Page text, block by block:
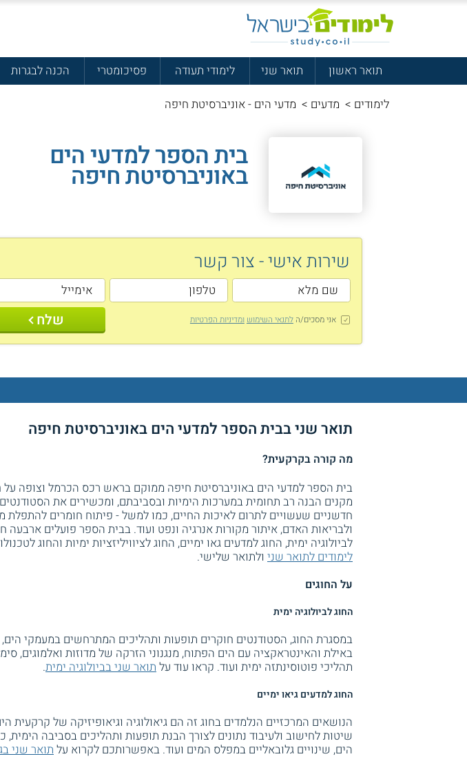
תואר ראשון תואר שני לימודי תעודה פסיכומטרי הכנה לבגרות
לימודים > מדעים > מדעי הים - אוניברסיטת חיפה
בית הספר למדעי הים
באוניברסיטת חיפה
שירות אישי - צור קשר
אני מסכים/הלתנאי השימוש ומדיניות הפרטיות שלח
תואר שני בבית הספר למדעי הים באוניברסיטת חיפה
מה קורה בקרקעית?
בית הספר למדעי הים באוניברסיטת חיפה ממוקם בראש רכס הכרמל וצופה על
מקנים הבנה רב תחומית במערכות הימיות ובסביבתם, ומכשירים את הסטודנטים
חדשניים שעשויים לתרום לאיכות החיים, כמו למשל - פיתוח חומרים להתפלת
ולבריאות האדם, איתור מקורות אנרגיה ונפט ועוד. בבית הספר פועלים ארבעה
לביולוגיה ימית, החוג למדעים גאו ימיים, החוג לציוויליזציות ימיות והחוג
לימודים לתואר שני ולתואר שלישי.
על החוגים
החוג לביולוגיה ימית
במסגרת החוג, הסטודנטים חוקרים תופעות ותהליכים המתרחשים במעמקי הים,
באילת והאינטראקציה עם הים הפתוח, מנגנוני הזרקה של מדוזות ואלמוגים,
תהליכי פוטוסינתזה ימית ועוד. קראו עוד עלתואר שני בביולוגיה ימית.
החוג למדעים גיאו ימיים
הנושאים המרכזיים הנלמדים בחוג זה הם גיאולוגיה וגיאופיזיקה של קרקעית
שיטות לחישוב ולעיבוד נתונים לצורך הבנת תופעות ותהליכים בסביבה
הים, שינויים גלובאליים במפלס המים ועוד. באפשרותכם לקרוא עלתואר שני